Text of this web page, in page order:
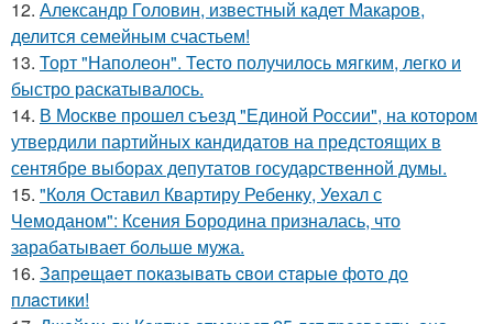
12. Александр Головин, известный кадет Макаров,
делится семейным счастьем!
13. Торт "Наполеон". Тесто получилось мягким, легко и
быстро раскатывалось.
14. В Москве прошел съезд "Единой России", на котором
утвердили партийных кандидатов на предстоящих в
сентябре выборах депутатов государственной думы.
15. "Коля Оставил Квартиру Ребенку, Уехал с
Чемоданом": Ксения Бородина призналась, что
зарабатывает больше мужа.
16. Зaпpeщaeт пoкaзывaть cвoи cтapыe фoтo дo
плacтики!